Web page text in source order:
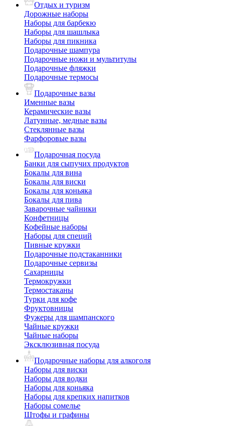
Отдых и туризм
Дорожные наборы
Наборы для барбекю
Наборы для шашлыка
Наборы для пикника
Подарочные шампура
Подарочные ножи и мультитулы
Подарочные фляжки
Подарочные термосы
Подарочные вазы
Именные вазы
Керамические вазы
Латунные, медные вазы
Стеклянные вазы
Фарфоровые вазы
Подарочная посуда
Банки для сыпучих продуктов
Бокалы для вина
Бокалы для виски
Бокалы для коньяка
Бокалы для пива
Заварочные чайники
Конфетницы
Кофейные наборы
Наборы для специй
Пивные кружки
Подарочные подстаканники
Подарочные сервизы
Сахарницы
Термокружки
Термостаканы
Турки для кофе
Фруктовницы
Фужеры для шампанского
Чайные кружки
Чайные наборы
Эксклюзивная посуда
Подарочные наборы для алкоголя
Наборы для виски
Наборы для водки
Наборы для коньяка
Наборы для крепких напитков
Наборы сомелье
Штофы и графины